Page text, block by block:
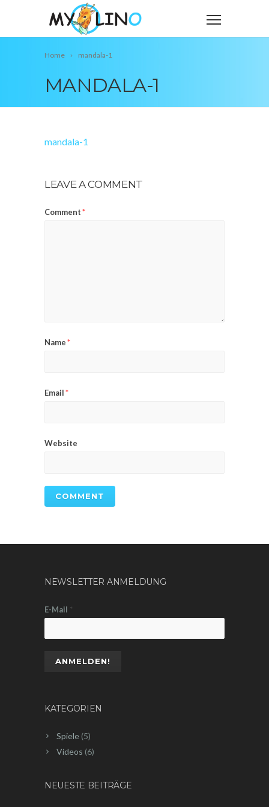
Home mandala-1
MANDALA-1
mandala-1
LEAVE A COMMENT
Comment*
Name*
Email*
Website
NEWSLETTER ANMELDUNG
E-Mail *
KATEGORIEN
Spiele (5)
Videos (6)
NEUESTE BEITRÄGE